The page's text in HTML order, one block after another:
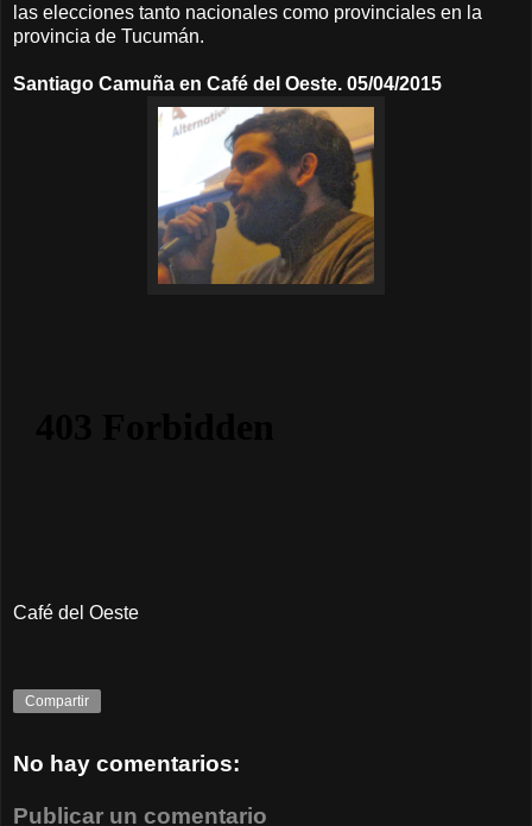
las elecciones tanto nacionales como provinciales en la
provincia de Tucumán.
Santiago Camuña en Café del Oeste. 05/04/2015
Café del Oeste
Compartir
No hay comentarios:
Publicar un comentario